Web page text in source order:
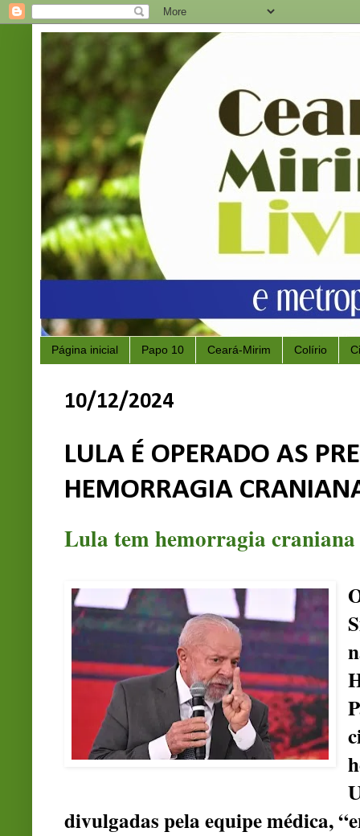
Página inicial Papo 10 Ceará-Mirim Colírio
10/12/2024
LULA É OPERADO AS
HEMORRAGIA
Lula tem hemorragia craniana
divulgadas pela equipe médica,